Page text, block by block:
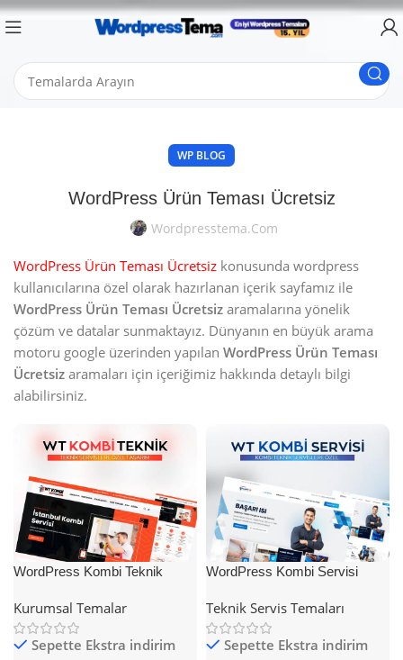
WP BLOG
WordPress Ürün Teması Ücretsiz
Wordpresstema.com
WordPress Ürün Teması Ücretsiz konusunda wordpress
kullanıcılarına özel olarak hazırlanan içerik sayfamız ile
WordPress Ürün Teması Ücretsiz aramalarına yönelik
çözüm ve datalar sunmaktayız. Dünyanın en büyük arama
motoru google üzerinden yapılan WordPress Ürün Teması
Ücretsiz aramaları için içeriğimiz hakkında detaylı bilgi
alabilirsiniz.
WordPress Kombi Teknik
Kurumsal Temalar
Sepette Ekstra indirim
WordPress Kombi Servisi
Teknik Servis Temaları
Sepette Ekstra indirim